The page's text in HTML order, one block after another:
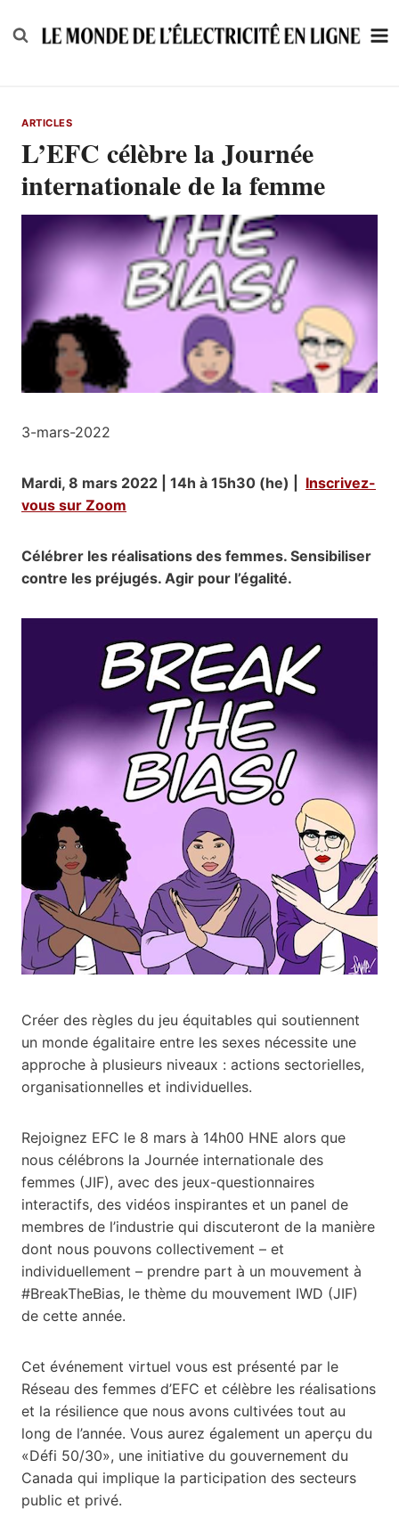
to
ARTICLES
L’EFC célèbre la Journée
internationale de la femme
3-mars-2022
Mardi, 8 mars 2022 | 14h à 15h30 (he) | Inscrivez-
vous sur Zoom
Célébrer les réalisations des femmes. Sensibiliser
contre les préjugés. Agir pour l’égalité.
Créer des règles du jeu équitables qui soutiennent
un monde égalitaire entre les sexes nécessite une
approche à plusieurs niveaux : actions sectorielles,
organisationnelles et individuelles.
Rejoignez EFC le 8 mars à 14h00 HNE alors que
nous célébrons la Journée internationale des
femmes (JIF), avec des jeux-questionnaires
interactifs, des vidéos inspirantes et un panel de
membres de l’industrie qui discuteront de la manière
dont nous pouvons collectivement – et
individuellement – prendre part à un mouvement à
#BreakTheBias, le thème du mouvement IWD (JIF)
de cette année.
Cet événement virtuel vous est présenté par le
Réseau des femmes d’EFC et célèbre les réalisations
et la résilience que nous avons cultivées tout au
long de l’année. Vous aurez également un aperçu du
«Défi 50/30», une initiative du gouvernement du
Canada qui implique la participation des secteurs
public et privé.